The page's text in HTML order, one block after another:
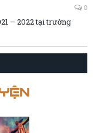
0
– 2022 tại trường